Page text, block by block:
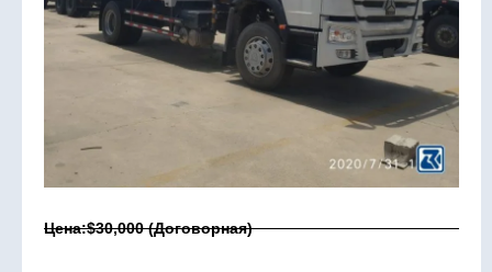
Цена:$30,000 (договорная)